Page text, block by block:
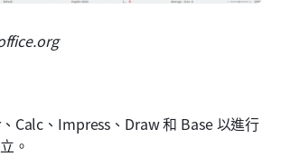
Calc、Impress、Draw 和 Base 以進行
。